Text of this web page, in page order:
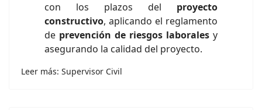
con los plazos del proyecto
constructivo, aplicando el reglamento
de prevención de riesgos laborales y
asegurando la calidad del proyecto.
Leer más: Supervisor Civil